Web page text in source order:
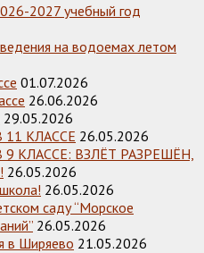
2027 учебный год
на водоемах летом
01.07.2026
26.06.2026
29.05.2026
КЛАССЕ 26.05.2026
КЛАССЕ: ВЗЛЁТ РАЗРЕШЁН,
26.05.2026
26.05.2026
саду “Морское
26.05.2026
в Ширяево 21.05.2026